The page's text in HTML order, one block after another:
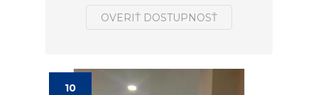
OVERIŤ DOSTUPNOSŤ
10